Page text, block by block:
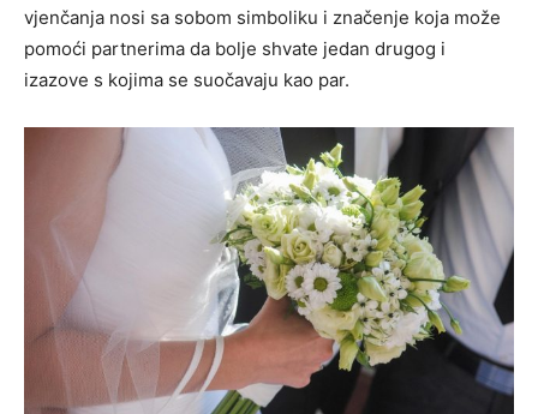
vjenčanja nosi sa sobom simboliku i značenje koja može
pomoći partnerima da bolje shvate jedan drugog i
izazove s kojima se suočavaju kao par.